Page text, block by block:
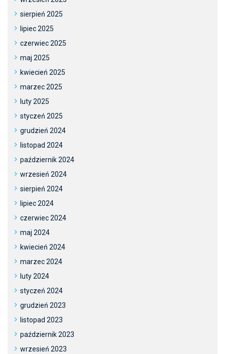
sierpień 2025
lipiec 2025
czerwiec 2025
maj 2025
kwiecień 2025
marzec 2025
luty 2025
styczeń 2025
grudzień 2024
listopad 2024
październik 2024
wrzesień 2024
sierpień 2024
lipiec 2024
czerwiec 2024
maj 2024
kwiecień 2024
marzec 2024
luty 2024
styczeń 2024
grudzień 2023
listopad 2023
październik 2023
wrzesień 2023